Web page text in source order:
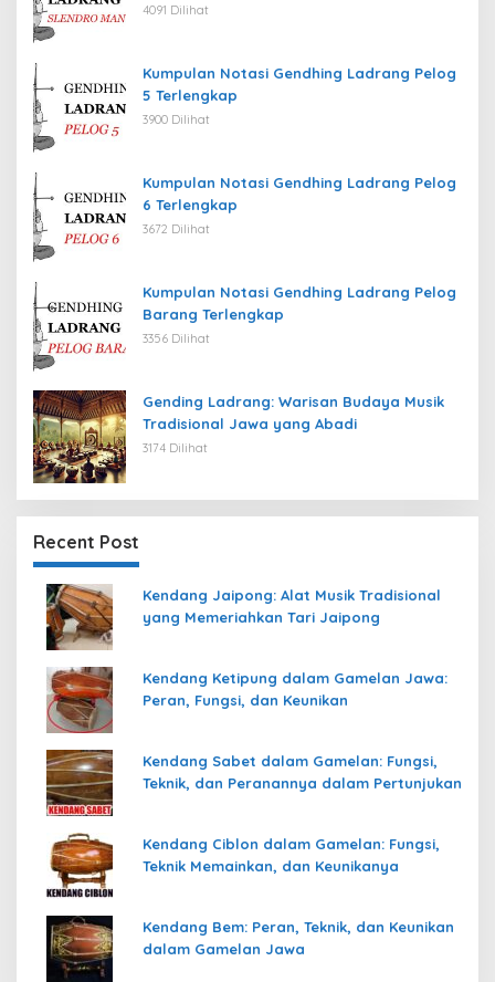
4091 Dilihat
Kumpulan Notasi Gendhing Ladrang Pelog
5 Terlengkap
3900 Dilihat
Kumpulan Notasi Gendhing Ladrang Pelog
6 Terlengkap
3672 Dilihat
Kumpulan Notasi Gendhing Ladrang Pelog
Barang Terlengkap
3356 Dilihat
Gending Ladrang: Warisan Budaya Musik
Tradisional Jawa yang Abadi
3174 Dilihat
Recent Post
Kendang Jaipong: Alat Musik Tradisional
yang Memeriahkan Tari Jaipong
Kendang Ketipung dalam Gamelan Jawa:
Peran, Fungsi, dan Keunikan
Kendang Sabet dalam Gamelan: Fungsi,
Teknik, dan Peranannya dalam Pertunjukan
Kendang Ciblon dalam Gamelan: Fungsi,
Teknik Memainkan, dan Keunikanya
Kendang Bem: Peran, Teknik, dan Keunikan
dalam Gamelan Jawa